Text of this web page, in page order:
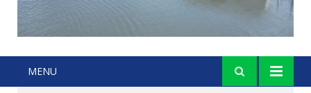
MENU